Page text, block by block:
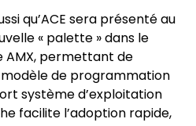
qu’ACE sera présenté au
« palette » dans le
AMX, permettant de
de programmation
système d’exploitation
facilite l’adoption rapide,